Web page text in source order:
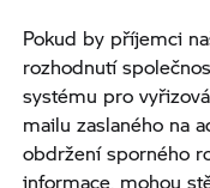
Pokud by příjemci
rozhodnutí
systému pro
mailu zaslaného na
obdržení sporného
informace, mohou